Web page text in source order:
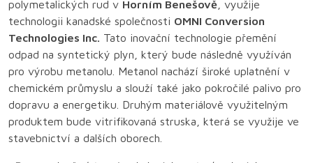
polymetalických rud v Horním Benešově , využije
technologii kanadské společnosti OMNI Conversion
Technologies Inc. Tato inovační technologie přemění
odpad na syntetický plyn, který bude následně využíván
pro výrobu metanolu. Metanol nachází široké uplatnění v
chemickém průmyslu a slouží také jako pokročilé palivo pro
dopravu a energetiku. Druhým materiálově využitelným
produktem bude vitrifikovaná struska, která se využije ve
stavebnictví a dalších oborech.